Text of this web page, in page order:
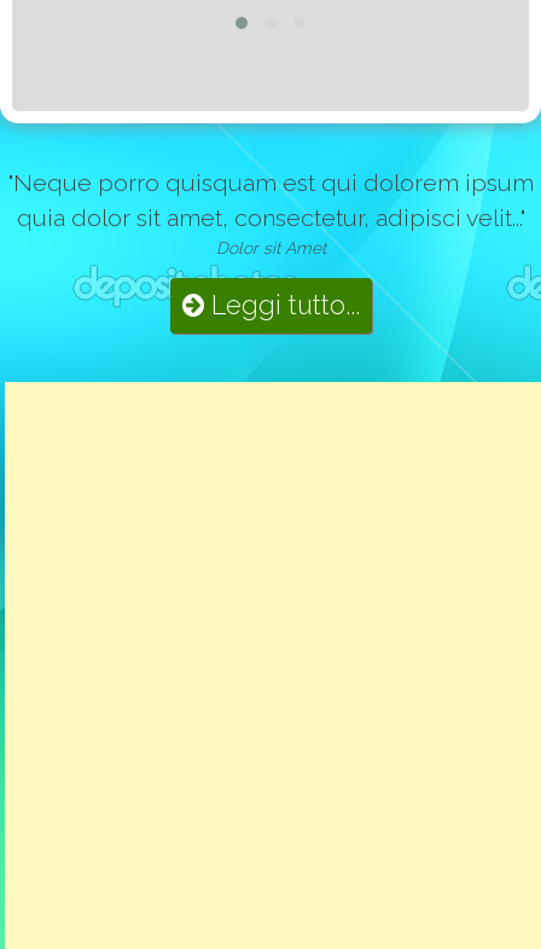
"Neque porro quisquam est qui dolorem ipsum
quia dolor sit amet, consectetur, adipisci velit..."
Dolor sit Amet
Leggi tutto...